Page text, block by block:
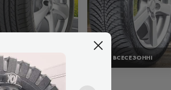
ВСЕСЕЗОННІ